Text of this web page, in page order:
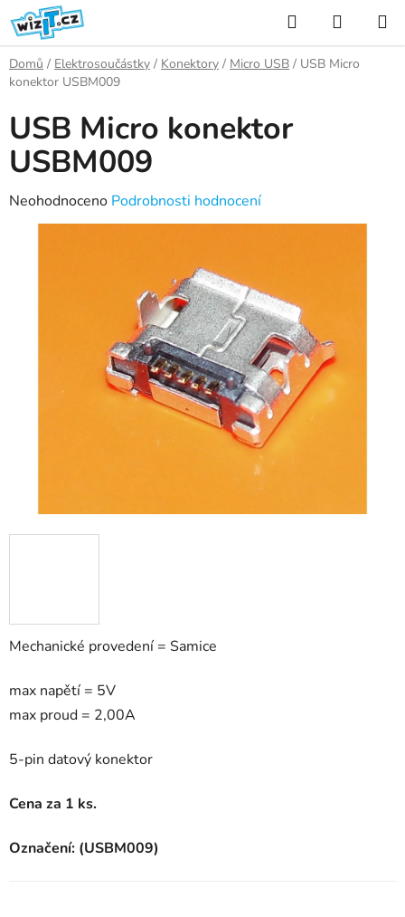
Přejít
na
obsah
Hledat
KOŠÍK
Domů / Elektrosoučástky / Konektory / Micro USB / USB Micro
konektor USBM009
Mechanické provedení = Samice
max napětí = 5V
max proud = 2,00A
5-pin datový konektor
Cena za 1 ks.
Označení: (USBM009)
USB Micro konektor
USBM009
Průměrné
hodnocení
Neohodnoceno Podrobnosti hodnocení